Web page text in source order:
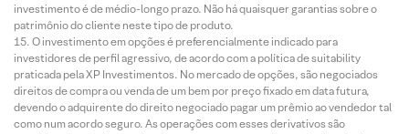
investimento é de médio-longo prazo. Não há quaisquer garantias sobre o
patrimônio do cliente neste tipo de produto.
O investimento em opções é preferencialmente indicado para
investidores de perfil agressivo, de acordo com a política de suitability
praticada pela XP Investimentos. No mercado de opções, são negociados
direitos de compra ou venda de um bem por preço fixado em data futura,
devendo o adquirente do direito negociado pagar um prêmio ao vendedor tal
como num acordo seguro. As operações com esses derivativos são